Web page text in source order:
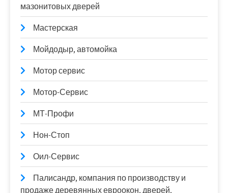
мазонитовых дверей
Мастерская
Мойдодыр, автомойка
Мотор сервис
Мотор-Сервис
МТ-Профи
Нон-Стоп
Оил-Сервис
Палисандр, компания по производству и
продаже деревянных евроокон, дверей,